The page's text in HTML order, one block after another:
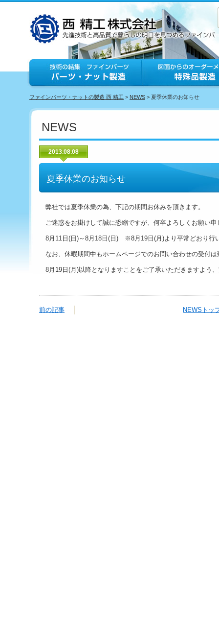
ファインパーツ・ナットの製造 西 精工 > NEWS > 夏季休業のお知らせ
NEWS
2013.08.08
夏季休業のお知らせ
弊社では夏季休業の為、下記の期間お休みを頂きます。
ご迷惑をお掛けして誠に恐縮ですが、何卒よろしくお願い申
8月11日(日)～8月18日(日) ※8月19日(月)より平常どおり行
なお、休暇期間中もホームページでのお問い合わせの受付
8月19日(月)以降となりますことをご了承いただきますよう
前の記事 NEWSトッ